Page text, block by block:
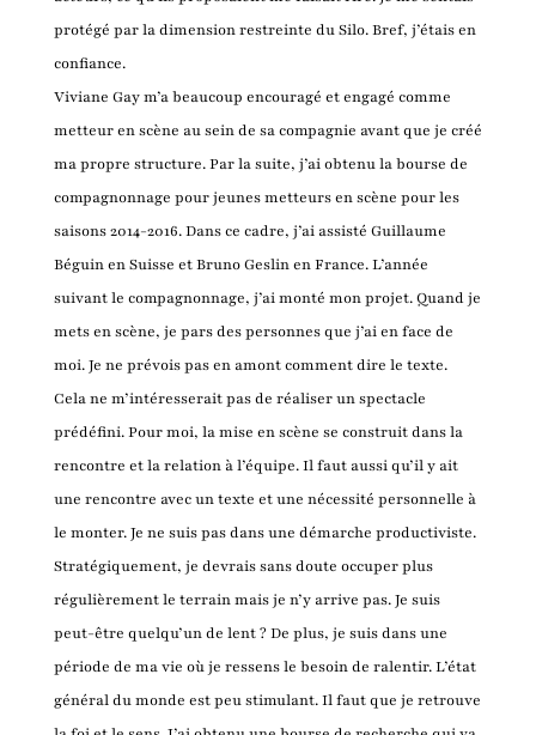
protégé par la dimension restreinte du Silo. Bref, j’étais en
confiance.
Viviane Gay m’a beaucoup encouragé et engagé comme
metteur en scène au sein de sa compagnie avant que je créé
ma propre structure. Par la suite, j’ai obtenu la bourse de
compagnonnage pour jeunes metteurs en scène pour les
saisons 2014-2016. Dans ce cadre, j’ai assisté Guillaume
Béguin en Suisse et Bruno Geslin en France. L’année
suivant le compagnonnage, j’ai monté mon projet. Quand je
mets en scène, je pars des personnes que j’ai en face de
moi. Je ne prévois pas en amont comment dire le texte.
Cela ne m’intéresserait pas de réaliser un spectacle
prédéfini. Pour moi, la mise en scène se construit dans la
rencontre et la relation à l’équipe. Il faut aussi qu’il y ait
une rencontre avec un texte et une nécessité personnelle à
le monter. Je ne suis pas dans une démarche productiviste.
Stratégiquement, je devrais sans doute occuper plus
régulièrement le terrain mais je n’y arrive pas. Je suis
peut-être quelqu’un de lent ? De plus, je suis dans une
période de ma vie où je ressens le besoin de ralentir. L’état
général du monde est peu stimulant. Il faut que je retrouve